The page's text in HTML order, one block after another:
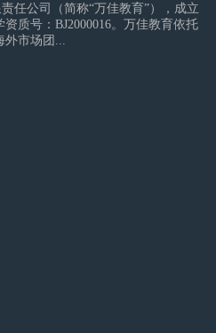
任公司（简称“万佳教育”），成立
质号：BJ2000016。万佳教育依托
市场团...